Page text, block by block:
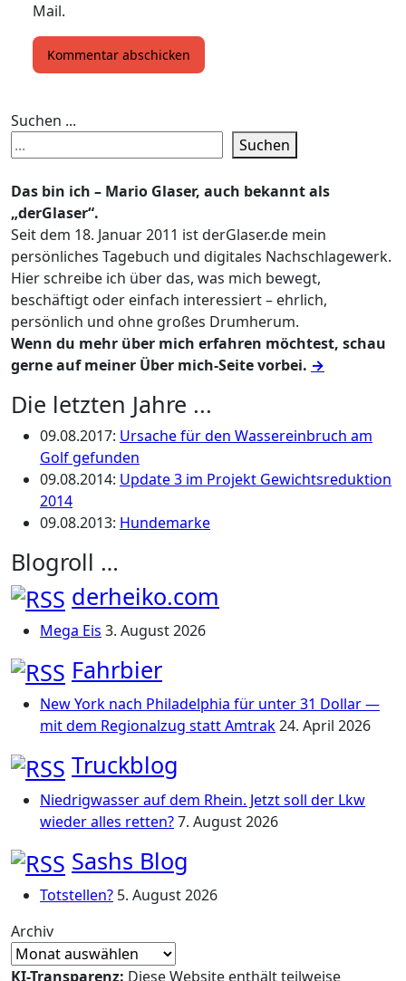
Mail.
Suchen ...
Suchen
Das bin ich – Mario Glaser, auch bekannt als
„derGlaser“.
Seit dem 18. Januar 2011 ist derGlaser.de mein
persönliches Tagebuch und digitales Nachschlagewerk.
Hier schreibe ich über das, was mich bewegt,
beschäftigt oder einfach interessiert – ehrlich,
persönlich und ohne großes Drumherum.
Wenn du mehr über mich erfahren möchtest, schau
gerne auf meiner Über mich-Seite vorbei. →
Die letzten Jahre ...
09.08.2017: Ursache für den Wassereinbruch am
Golf gefunden
09.08.2014: Update 3 im Projekt Gewichtsreduktion
2014
09.08.2013: Hundemarke
Blogroll …
derheiko.com
Mega Eis 3. August 2026
Fahrbier
New York nach Philadelphia für unter 31 Dollar —
mit dem Regionalzug statt Amtrak24. April 2026
Truckblog
Niedrigwasser auf dem Rhein. Jetzt soll der Lkw
wieder alles retten?7. August 2026
Sashs Blog
Totstellen? 5. August 2026
Archiv
KI-Transparenz: Diese Website enthält teilweise